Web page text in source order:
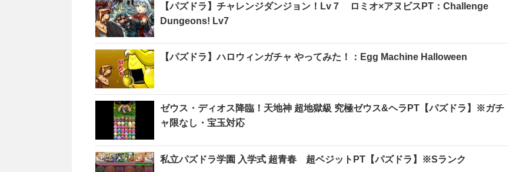
【パズドラ】チャレンジダンジョン！Lv７ ロミオ×アヌビスPT：Challenge
Dungeons! Lv7
【パズドラ】ハロウィンガチャ やってみた！：Egg Machine Halloween
ゼウス・ディオス降臨！天地神 超地獄級 究極ゼウス&ヘラPT【パズドラ】※ガチ
ャ限なし・宝玉対応
私立パズドラ学園 入学式 超青春 超ベジットPT【パズドラ】※Sランク